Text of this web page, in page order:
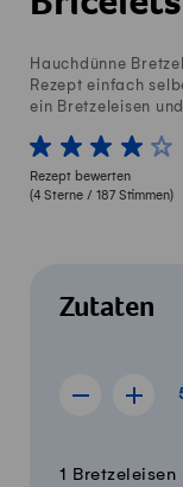
Hauchdünne
Rezept einfach
ein Bretzeleisen
1 von 5 Sterne
2 von 5 Sterne
3 von 5 Sterne
4 von 5
5
Rezept bewerten
(4 Sterne / 187 Stimmen)
Zutaten
50 Stück
Rezept für
MengeZutaten
1 Bretzeleisen